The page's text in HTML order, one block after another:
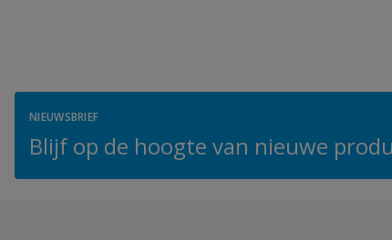
NIEUWSBRIEF
Blijf op de hoogte van nieuwe